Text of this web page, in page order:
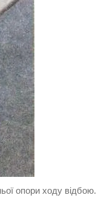
опори ходу відбою.